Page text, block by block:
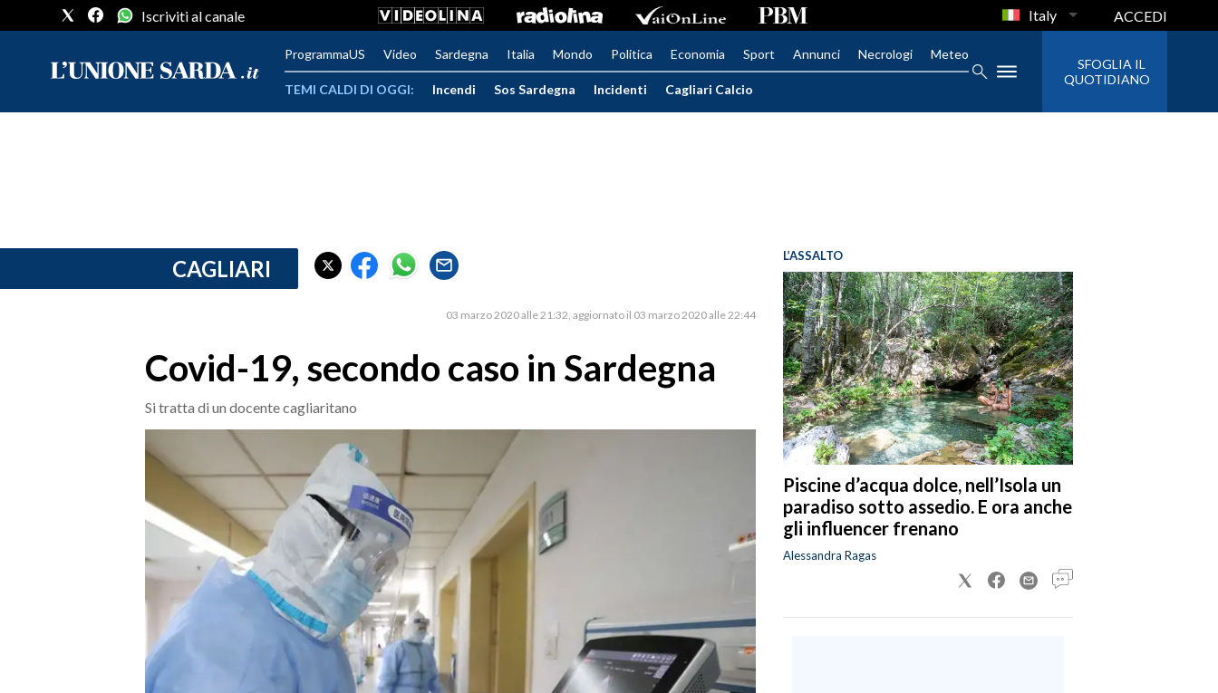
PROVINCIA DI CAGLIARI
Iscriviti al canale Italy ACCEDI
ProgrammaUS Video Sardegna Italia Mondo Politica Economia Sport Annunci Necrologi Meteo
TEMI CALDI DI OGGI: Incendi Sos Sardegna Incidenti Cagliari Calcio
SFOGLIA IL
QUOTIDIANO
CAGLIARI
03 marzo 2020 alle 21:32 aggiornato il 03 marzo 2020 alle 22:44
Covid-19, secondo caso in Sardegna
Si tratta di un docente cagliaritano
L’ASSALTO
Piscine d’acqua dolce, nell’Isola un
paradiso sotto assedio. E ora anche
gli influencer frenano
Alessandra Ragas